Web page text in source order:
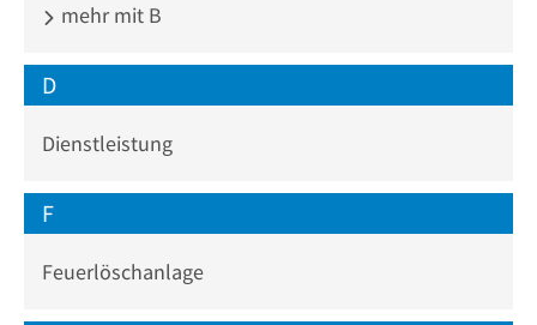
mehr mit B
D
Dienstleistung
F
Feuerlöschanlage